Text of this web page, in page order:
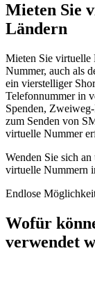
Mieten Sie
Ländern
Mieten Sie virtuelle
Nummer, auch als
ein vierstelliger
Telefonnummer in
Spenden,
zum Senden von
virtuelle Nummer
Wenden Sie sich
virtuelle Nummern
Endlose
Wofür
verwendet